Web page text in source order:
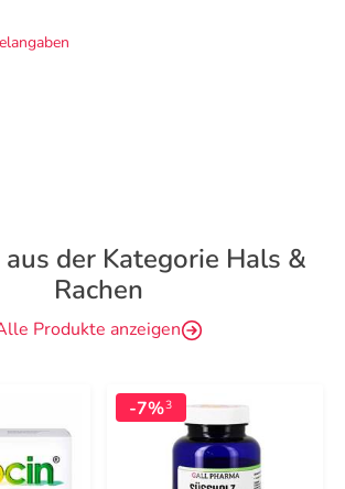
der Kategorie Hals &
Rachen
Produkte anzeigen
-7%3